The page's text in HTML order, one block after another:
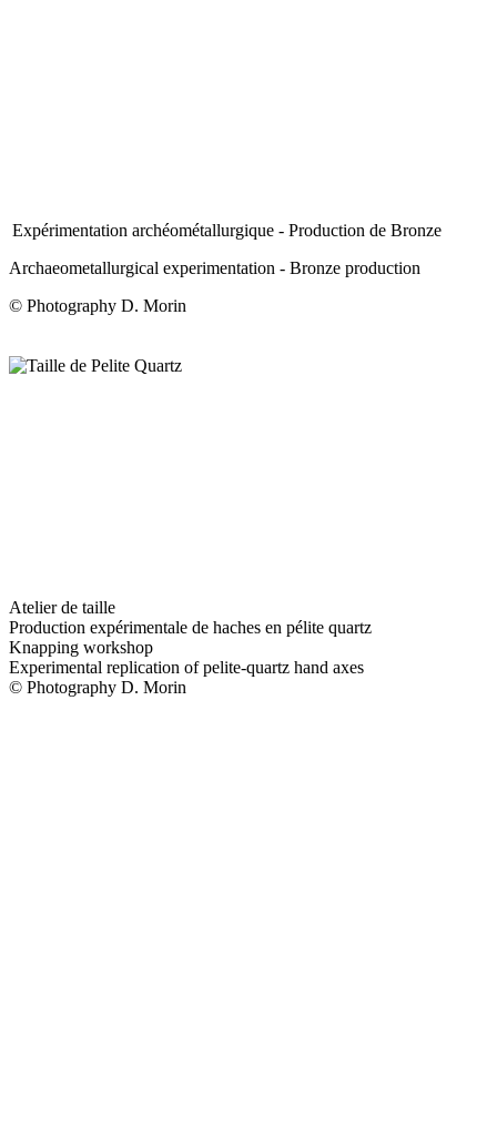
Expérimentation archéométallurgique - Production de Bronze
Archaeometallurgical experimentation - Bronze production
© Photography D. Morin
Atelier de taille
Production expérimentale de haches en pélite quartz
Knapping workshop
Experimental replication of pelite-quartz hand axes
© Photography D. Morin